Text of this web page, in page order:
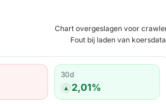
Chart overgeslagen voor
Fout bij laden van
30d
2,01%